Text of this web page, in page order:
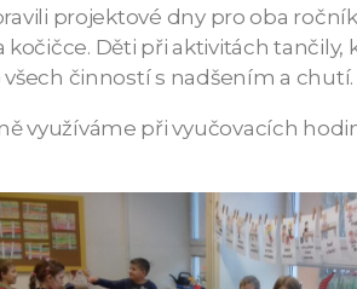
projektové dny pro oba
Děti při aktivitách tančily,
činností s nadšením a chutí.
využíváme při vyučovacích